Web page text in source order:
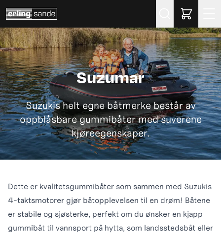
Suzumar
Suzukis helt egne båtmerke består av
oppblåsbare gummibåter med suverene
kjøreegenskaper.
Dette er kvalitetsgummibåter som sammen med Suzukis
4-taktsmotorer gjør båtopplevelsen til en drøm! Båtene
er stabile og sjøsterke, perfekt om du ønsker en kjapp
gummibåt til vannsport på hytta, som landsstedsbåt eller